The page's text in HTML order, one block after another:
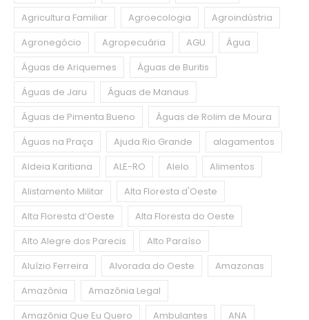
Agricultura Familiar
Agroecologia
Agroindústria
Agronegócio
Agropecuária AGU
Água
Águas de Ariquemes
Águas de Buritis
Águas de Jaru
Águas de Manaus
Águas de Pimenta Bueno
Águas de Rolim de Moura
Águas na Praça
Ajuda Rio Grande
alagamentos
Aldeia Karitiana
ALE-RO Alelo
Alimentos
Alistamento Militar
Alta Floresta d'Oeste
Alta Floresta d’Oeste
Alta Floresta do Oeste
Alto Alegre dos Parecis
Alto Paraíso
Aluízio Ferreira
Alvorada do Oeste
Amazonas
Amazônia
Amazônia Legal
Amazônia Que Eu Quero
Ambulantes ANA